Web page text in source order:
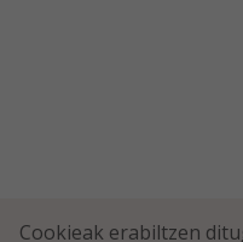
Cookieak erabiltzen